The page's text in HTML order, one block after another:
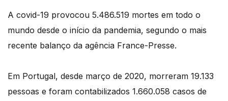
A covid-19 provocou 5.486.519 mortes em todo o
mundo desde o início da pandemia, segundo o mais
recente balanço da agência France-Presse.
Em Portugal, desde março de 2020, morreram 19.133
pessoas e foram contabilizados 1.660.058 casos de